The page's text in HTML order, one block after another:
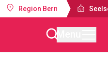
Region Bern